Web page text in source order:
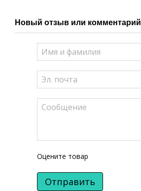
Новый отзыв или комментарий
Оцените товар
Отправить